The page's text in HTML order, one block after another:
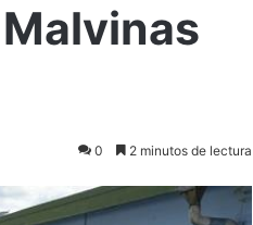
0 2 minutos de lectura